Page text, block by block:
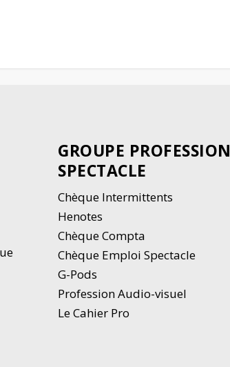
GROUPE PROFESSION
SPECTACLE
Chèque Intermittents
Henotes
Chèque Compta
Chèque Emploi Spectacle
G-Pods
Profession Audio-visuel
Le Cahier Pro